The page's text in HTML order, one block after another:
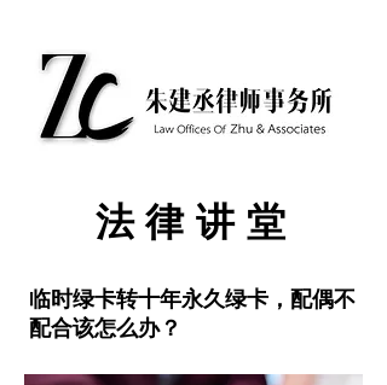
​法律讲堂
临时绿卡转十年永久绿卡，配偶不
配合该怎么办？